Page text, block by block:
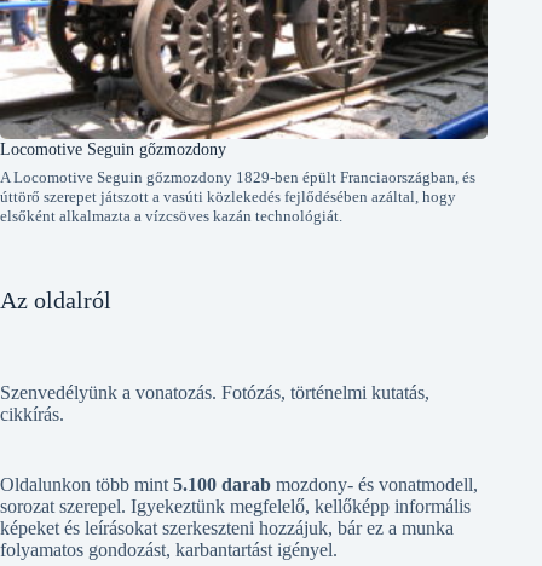
Locomotive Seguin gőzmozdony
A Locomotive Seguin gőzmozdony 1829-ben épült Franciaországban, és
úttörő szerepet játszott a vasúti közlekedés fejlődésében azáltal, hogy
elsőként alkalmazta a vízcsöves kazán technológiát.
Az oldalról
Szenvedélyünk a vonatozás. Fotózás, történelmi kutatás,
cikkírás.
Oldalunkon több mint 5.100 darab mozdony- és vonatmodell,
sorozat szerepel. Igyekeztünk megfelelő, kellőképp informális
képeket és leírásokat szerkeszteni hozzájuk, bár ez a munka
folyamatos gondozást, karbantartást igényel.